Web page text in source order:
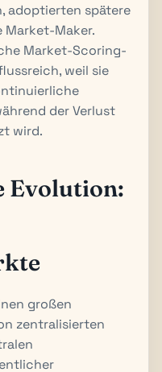
adoptierten spätere
Maker.
Market-Scoring-
weil sie
der Verlust
wird.
Evolution:
großen
zentralisierten